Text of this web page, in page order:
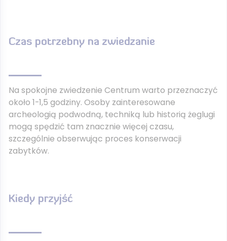
Czas potrzebny na zwiedzanie
Na spokojne zwiedzenie Centrum warto przeznaczyć
około 1-1,5 godziny. Osoby zainteresowane
archeologią podwodną, techniką lub historią żeglugi
mogą spędzić tam znacznie więcej czasu,
szczególnie obserwując proces konserwacji
zabytków.
Kiedy przyjść